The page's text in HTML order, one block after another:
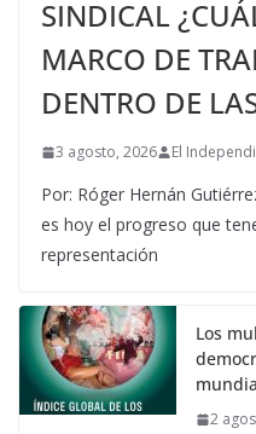
SINDICAL
MARCO DE
DENTRO DE
3 agosto, 2026 El
Por: Róger Hernán
es hoy el progreso que
representación
Los
2